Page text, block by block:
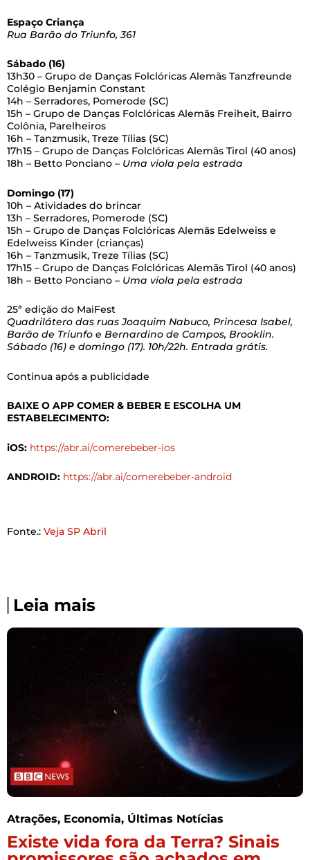
Espaço Criança
Rua Barão do Triunfo, 361
Sábado (16)
13h30 – Grupo de Danças Folclóricas Alemãs Tanzfreunde
Colégio Benjamin Constant
14h – Serradores, Pomerode (SC)
15h – Grupo de Danças Folclóricas Alemãs Freiheit, Bairro
Colônia, Parelheiros
16h – Tanzmusik, Treze Tílias (SC)
17h15 – Grupo de Danças Folclóricas Alemãs Tirol (40 anos)
18h – Betto Ponciano – Uma viola pela estrada
Domingo (17)
10h – Atividades do brincar
13h – Serradores, Pomerode (SC)
15h – Grupo de Danças Folclóricas Alemãs Edelweiss e
Edelweiss Kinder (crianças)
16h – Tanzmusik, Treze Tílias (SC)
17h15 – Grupo de Danças Folclóricas Alemãs Tirol (40 anos)
18h – Betto Ponciano – Uma viola pela estrada
25ª edição do MaiFest
Quadrilátero das ruas Joaquim Nabuco, Princesa Isabel,
Barão de Triunfo e Bernardino de Campos, Brooklin.
Sábado (16) e domingo (17). 10h/22h. Entrada grátis.
Continua após a publicidade
BAIXE O APP COMER & BEBER E ESCOLHA UM
ESTABELECIMENTO:
iOS: https://abr.ai/comerebeber-ios
ANDROID: https://abr.ai/comerebeber-android
Fonte.: Veja SP Abril
Leia mais
Atrações, Economia, Últimas Notícias
Existe vida fora da Terra? Sinais